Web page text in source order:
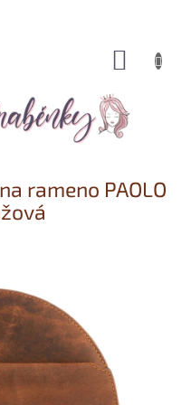
rameno PAOLO